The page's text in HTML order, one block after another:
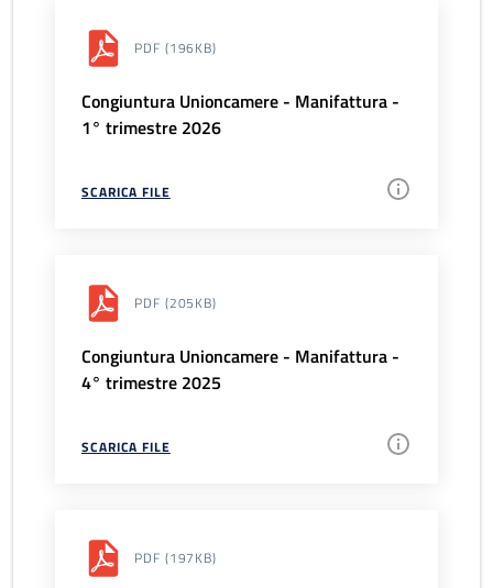
PDF (196KB)
Congiuntura Unioncamere - Manifattura -
1° trimestre 2026
SCARICA FILE
PDF (205KB)
Congiuntura Unioncamere - Manifattura -
4° trimestre 2025
SCARICA FILE
PDF (197KB)